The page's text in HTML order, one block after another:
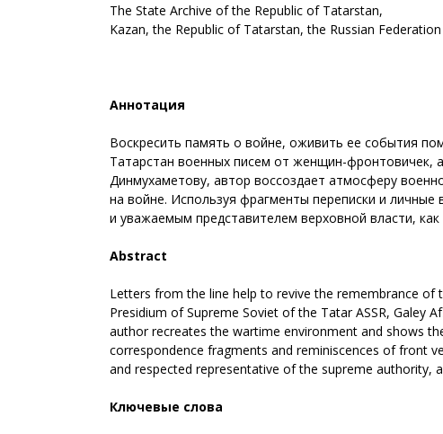
The State Archive of the Republic of Tatarstan,
Kazan, the Republic of Tatarstan, the Russian Federation
Аннотация
Воскресить память о войне, оживить ее события
Татарстан военных писем от женщин-фронтовичек,
Динмухаметову, автор воссоздает атмосферу
на войне. Используя фрагменты переписки и
и уважаемым представителем верховной власти,
Abstract
Letters from the line help to revive the remembrance
Presidium of Supreme Soviet of the Tatar ASSR, Galey
author recreates the wartime environment and shows
correspondence fragments and reminiscences of front
and respected representative of the supreme authority,
Ключевые слова